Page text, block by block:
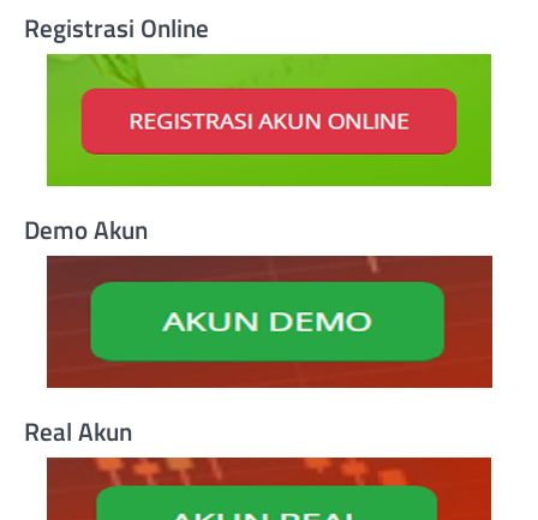
Registrasi Online
Demo Akun
Real Akun